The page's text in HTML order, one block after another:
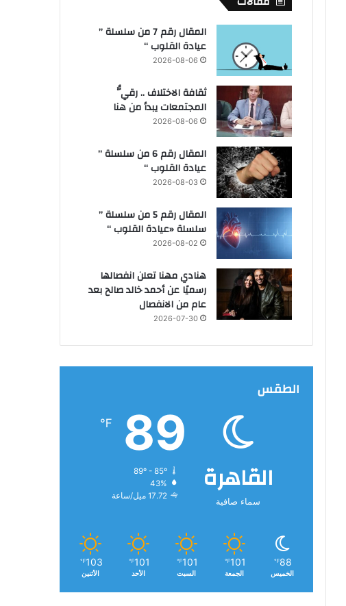
المقال رقم 7 من سلسلة ”
عيادة القلوب “
2026-08-06
ثقافة الاختلاف .. رقيُّ
المجتمعات يبدأ من هنا
2026-08-06
المقال رقم 6 من سلسلة ”
عيادة القلوب “
2026-08-03
المقال رقم 5 من سلسلة ”
سلسلة «عيادة القلوب “
2026-08-02
هنادي مهنا تعلن انفصالها
رسميًا عن أحمد خالد صالح بعد
عام من الانفصال
2026-07-30
الطقس
القاهرة
سماء صافية
89
℉
89º - 85º
43%
17.72 ميل/ساعة
88
℉
الخميس
101
℉
الجمعة
101
℉
السبت
101
℉
الأحد
103
℉
الأثنين